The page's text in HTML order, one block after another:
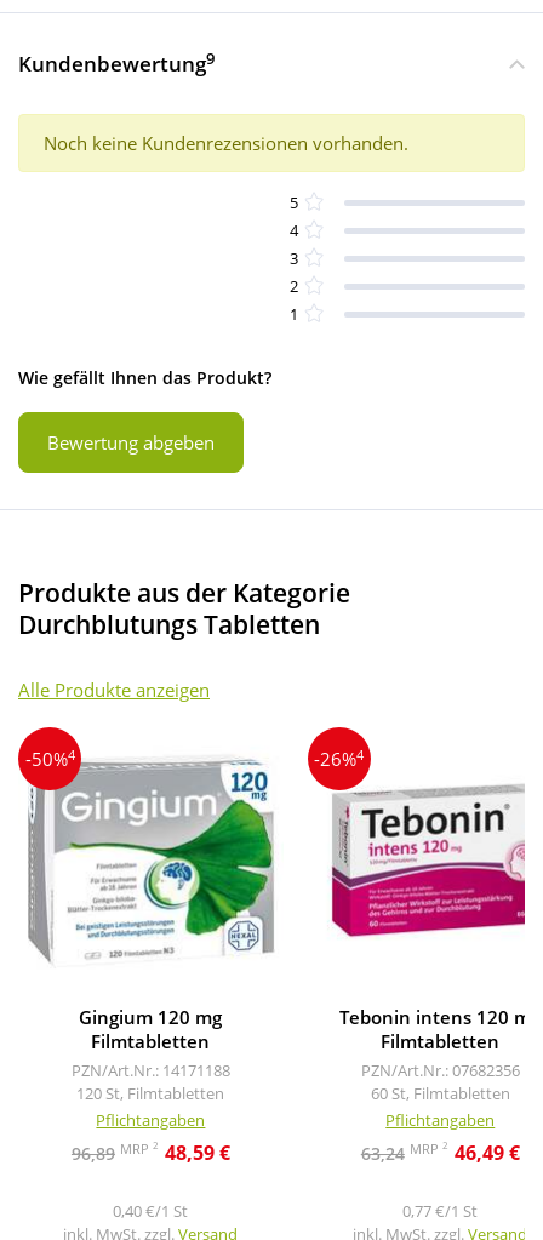
Kundenbewertung9
Noch keine Kundenrezensionen vorhanden.
5
4
3
2
1
Wie gefällt Ihnen das Produkt?
Bewertung abgeben
Produkte aus der Kategorie
Durchblutungs Tabletten
Alle Produkte anzeigen
-50%4
Gingium 120 mg
Filmtabletten
PZN/Art.Nr.: 14171188
120 St, Filmtabletten
Pflichtangaben
96,89 MRP 2 48,59 €
0,40 €/1 St
inkl. MwSt. zzgl.Versand
-26%4
Tebonin intens 120 mg
Filmtabletten
PZN/Art.Nr.: 07682356
60 St, Filmtabletten
Pflichtangaben
63,24 MRP 2 46,49 €
0,77 €/1 St
inkl. MwSt. zzgl.Versand